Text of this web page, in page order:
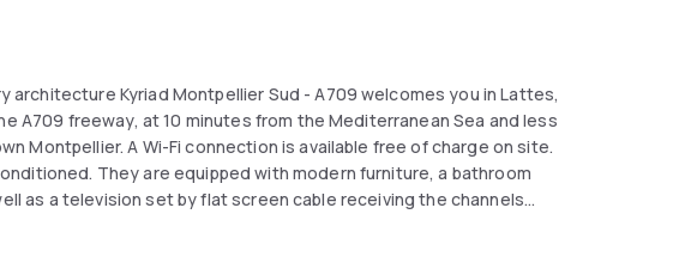
Kyriad Montpellier Sud - A709 welcomes you in Lattes,
A709 freeway, at 10 minutes from the Mediterranean Sea and less
Montpellier. A Wi-Fi connection is available free of charge on site.
They are equipped with modern furniture, a bathroom
as a television set by flat screen cable receiving the channels
RMC Sport and Euronews.